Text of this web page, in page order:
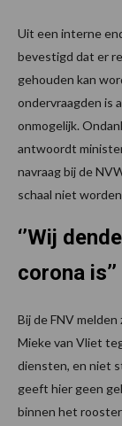
Uit een interne
bevestigd dat er
gehouden kan
ondervraagden is
onmogelijk.
antwoordt
navraag bij de
schaal niet
‘’Wij
corona is’’
Bij de FNV
Mieke van Vliet
diensten, en niet
geeft hier geen
binnen het rooster